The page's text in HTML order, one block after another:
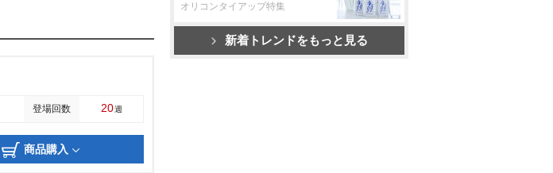
登場回数 20週
商品購入
オリコンタイアップ特集
新着トレンドをもっと見る